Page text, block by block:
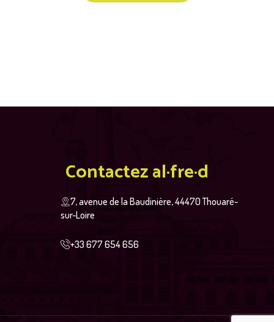
Contactez al·fre·d
7, avenue de la Baudinière, 44470 Thouaré-
sur-Loire
+33 677 654 656